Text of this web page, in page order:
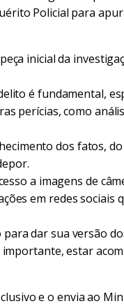
Policial para
inicial da
é fundamental,
perícias, como
dos fatos,
a imagens de
em redes sociais
dar sua versão
estar
e o envia ao